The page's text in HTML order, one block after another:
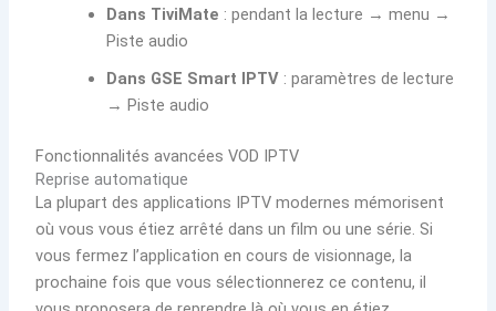
Dans TiviMate : pendant la lecture → menu →
Piste audio
Dans GSE Smart IPTV : paramètres de lecture
→ Piste audio
Fonctionnalités avancées VOD IPTV
Reprise automatique
La plupart des applications IPTV modernes mémorisent
où vous vous étiez arrêté dans un film ou une série. Si
vous fermez l’application en cours de visionnage, la
prochaine fois que vous sélectionnerez ce contenu, il